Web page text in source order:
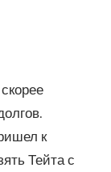
к
Тейта с